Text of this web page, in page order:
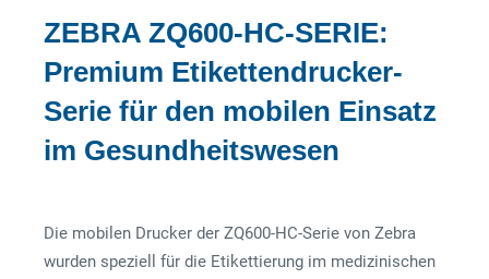
ZEBRA ZQ600-HC-SERIE:
Premium Etikettendrucker-
Serie für den mobilen Einsatz
im Gesundheitswesen
Die mobilen Drucker der ZQ600-HC-Serie von Zebra
wurden speziell für die Etikettierung im medizinischen